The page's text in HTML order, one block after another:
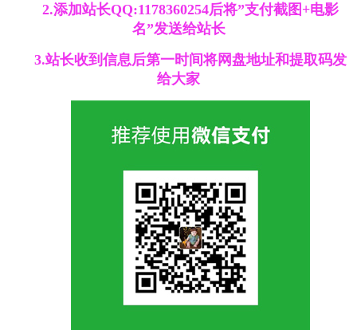
2.添加站长QQ:1178360254后将”支付截图+电影
名”发送给站长
3.站长收到信息后第一时间将网盘地址和提取码发
给大家